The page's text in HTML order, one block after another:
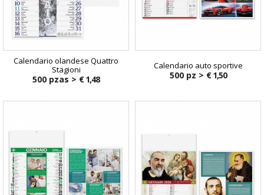
Calendario olandese Quattro
Stagioni
500 pzas > € 1,48
Calendario auto sportive
500 pz > € 1,50